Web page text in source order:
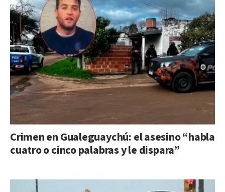
Crimen en Gualeguaychú: el asesino “habla
cuatro o cinco palabras y le dispara”